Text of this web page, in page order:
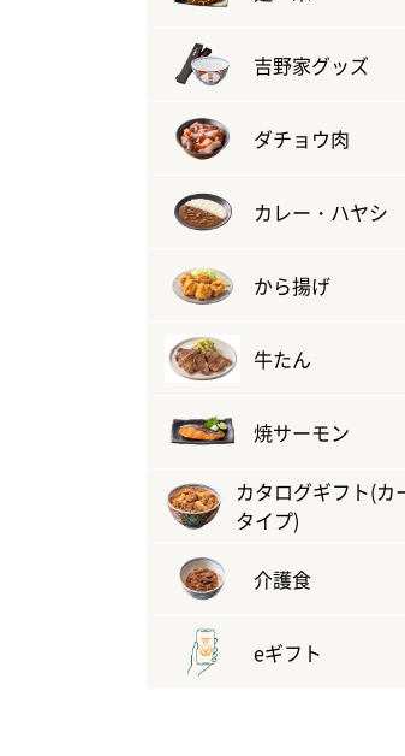
吉野家グッズ
ダチョウ肉
カレー・ハヤシ
から揚げ
牛たん
焼サーモン
カタログギフト(カ
タイプ)
介護食
eギフト